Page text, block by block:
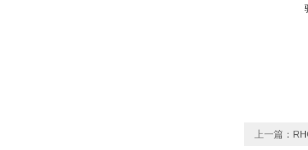
上一篇：